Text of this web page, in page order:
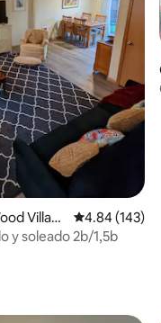
40 evaluaciones
Villag
Calificación
4.84 (143)
y soleado 2b/1,5b